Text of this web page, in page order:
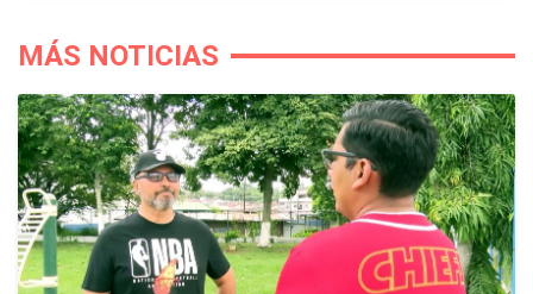
MÁS NOTICIAS